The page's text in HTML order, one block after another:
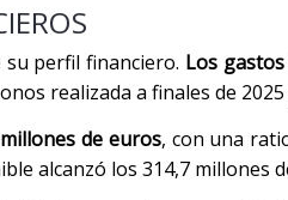
perfil financiero. Los
realizada a finales de
de euros, con una
alcanzó los 314,7